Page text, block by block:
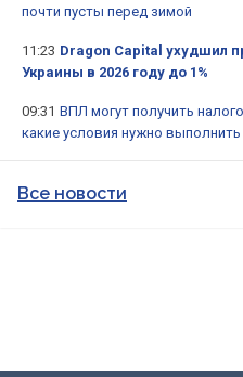
почти пусты перед зимой
11:23 Dragon Capital ухудшил
Украины в 2026 году до 1%
09:31 ВПЛ могут получить
какие условия нужно выполнить
Все новости